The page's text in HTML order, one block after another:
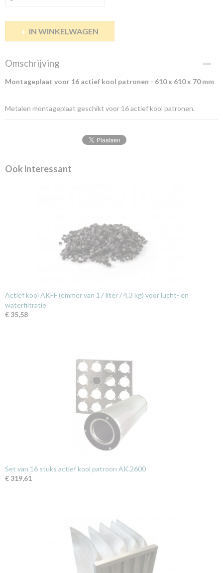
IN WINKELWAGEN
Omschrijving
Montageplaat voor 16 actief kool patronen - 610 x 610 x 70 mm
Metalen montageplaat geschikt voor 16 actief kool patronen.
Ook interessant
Actief kool AKFF (emmer van 17 liter / 4,3 kg) voor lucht- en
waterfiltratie
€ 35,58
Set van 16 stuks actief kool patroon AK.2600
€ 319,61